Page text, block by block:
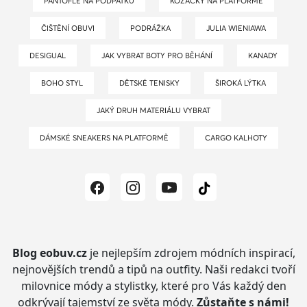
ČIŠTĚNÍ OBUVI PODRÁŽKA JULIA WIENIAWA
DESIGUAL JAK VYBRAT BOTY PRO BĚHÁNÍ KANADY
BOHO STYL DĚTSKÉ TENISKY ŠIROKÁ LÝTKA
JAKÝ DRUH MATERIÁLU VYBRAT
DÁMSKÉ SNEAKERS NA PLATFORMĚ CARGO KALHOTY
Blog eobuv.czje nejlepším zdrojem módních inspirací,
nejnovějších trendů a tipů na outfity. Naši redakci tvoří
milovnice módy a stylistky, které pro Vás každý den
odkrývají tajemství ze světa módy. Zůstaňte s námi!